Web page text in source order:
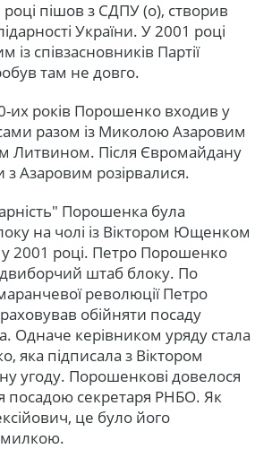
пішов з СДПУ (о), створив
України. У 2001 році
із співзасновників Партії
там не довго.
их років Порошенко входив у
разом із Миколою Азаровим
Литвином. Після Євромайдану
з Азаровим розірвалися.
Порошенка була
на чолі із Віктором Ющенком
2001 році. Петро Порошенко
штаб блоку. По
революції Петро
обійняти посаду
Одначе керівником уряду стала
яка підписала з Віктором
угоду. Порошенкові довелося
посадою секретаря РНБО. Як
це було його